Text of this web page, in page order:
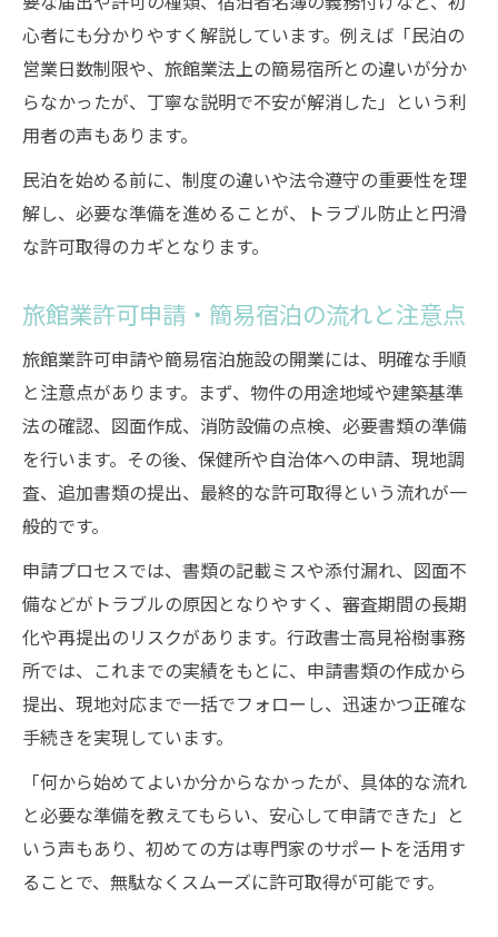
心者にも分かりやすく解説しています。例えば「民泊の
営業日数制限や、旅館業法上の簡易宿所との違いが分か
らなかったが、丁寧な説明で不安が解消した」という利
用者の声もあります。
民泊を始める前に、制度の違いや法令遵守の重要性を理
解し、必要な準備を進めることが、トラブル防止と円滑
な許可取得のカギとなります。
旅館業許可申請・簡易宿泊の流れと注意点
旅館業許可申請や簡易宿泊施設の開業には、明確な手順
と注意点があります。まず、物件の用途地域や建築基準
法の確認、図面作成、消防設備の点検、必要書類の準備
を行います。その後、保健所や自治体への申請、現地調
査、追加書類の提出、最終的な許可取得という流れが一
般的です。
申請プロセスでは、書類の記載ミスや添付漏れ、図面不
備などがトラブルの原因となりやすく、審査期間の長期
化や再提出のリスクがあります。行政書士高見裕樹事務
所では、これまでの実績をもとに、申請書類の作成から
提出、現地対応まで一括でフォローし、迅速かつ正確な
手続きを実現しています。
「何から始めてよいか分からなかったが、具体的な流れ
と必要な準備を教えてもらい、安心して申請できた」と
いう声もあり、初めての方は専門家のサポートを活用す
ることで、無駄なくスムーズに許可取得が可能です。